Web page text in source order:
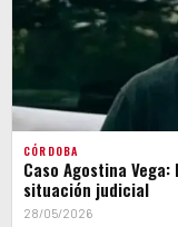
CÓRDOBA
Caso Agostina
situación judicial
28/05/2026